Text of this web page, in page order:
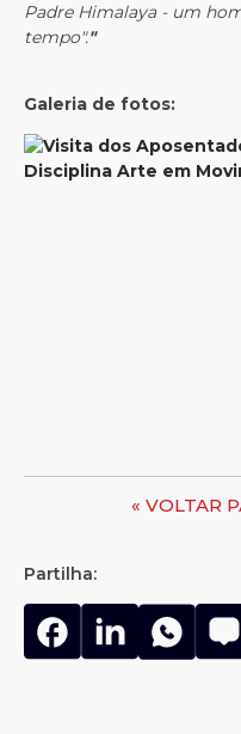
Padre Himalaya - um
tempo"."
Galeria de fotos:
« VOLTAR
Partilha: